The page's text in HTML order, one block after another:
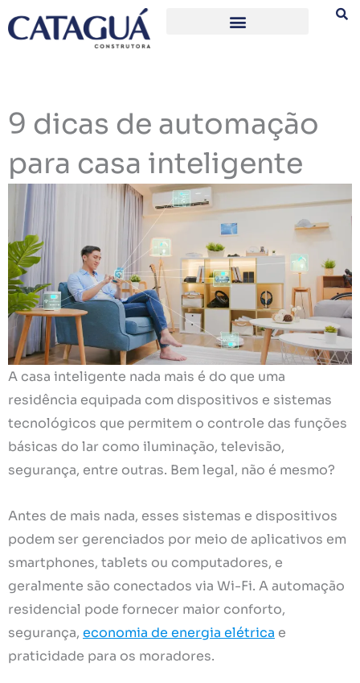
para
9 dicas de automação
para casa inteligente
A casa inteligente nada mais é do que uma
residência equipada com dispositivos e sistemas
tecnológicos que permitem o controle das funções
básicas do lar como iluminação, televisão,
segurança, entre outras. Bem legal, não é mesmo?
Antes de mais nada, esses sistemas e dispositivos
podem ser gerenciados por meio de aplicativos em
smartphones, tablets ou computadores, e
geralmente são conectados via Wi-Fi. A automação
residencial pode fornecer maior conforto,
segurança, economia de energia elétrica e
praticidade para os moradores.